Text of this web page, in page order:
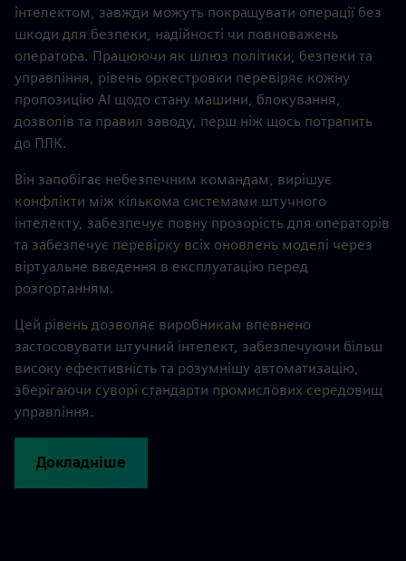
інтелектом, завжди можуть покращувати операції без
шкоди для безпеки, надійності чи повноважень
оператора. Працюючи як шлюз політики, безпеки та
управління, рівень оркестровки перевіряє кожну
пропозицію AI щодо стану машини, блокування,
дозволів та правил заводу, перш ніж щось потрапить
до ПЛК.
Він запобігає небезпечним командам, вирішує
конфлікти між кількома системами штучного
інтелекту, забезпечує повну прозорість для операторів
та забезпечує перевірку всіх оновлень моделі через
віртуальне введення в експлуатацію перед
розгортанням.
Цей рівень дозволяє виробникам впевнено
застосовувати штучний інтелект, забезпечуючи більш
високу ефективність та розумнішу автоматизацію,
зберігаючи суворі стандарти промислових середовищ
управління.
Докладніше